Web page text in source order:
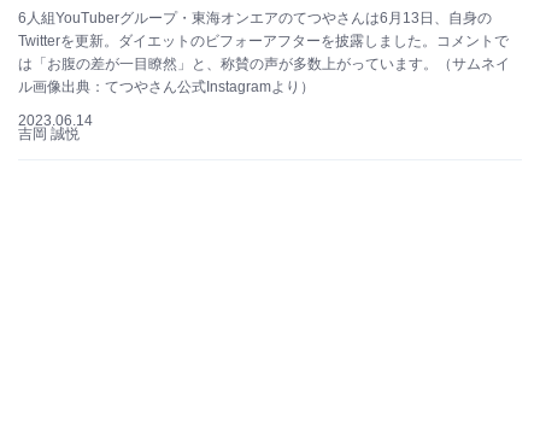
6人組YouTuberグループ・東海オンエアのてつやさんは6月13日、自身の
Twitterを更新。ダイエットのビフォーアフターを披露しました。コメントで
は「お腹の差が一目瞭然」と、称賛の声が多数上がっています。（サムネイ
ル画像出典：てつやさん公式Instagramより）
2023.06.14
吉岡 誠悦